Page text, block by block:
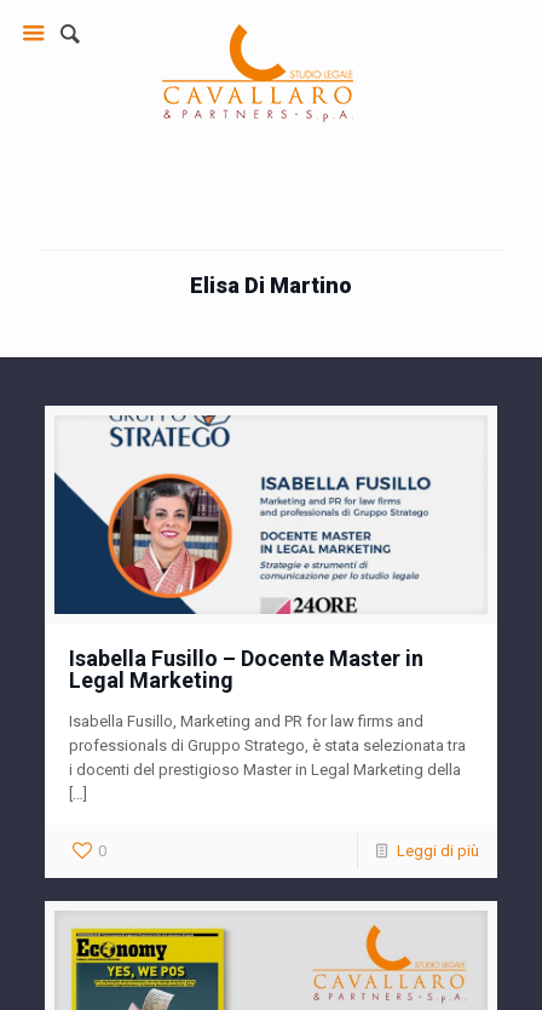
Elisa Di Martino
Isabella Fusillo – Docente Master in
Legal Marketing
Isabella Fusillo, Marketing and PR for law firms and
professionals di Gruppo Stratego, è stata selezionata tra
i docenti del prestigioso Master in Legal Marketing della
[…]
0 Leggi di più